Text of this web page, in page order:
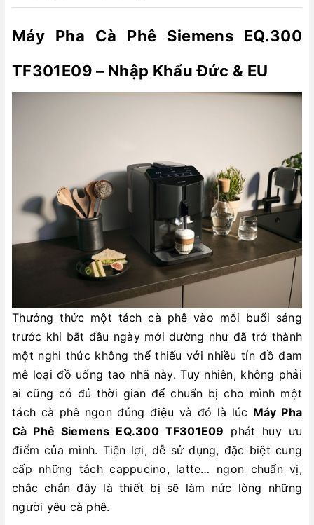
Máy Pha Cà Phê Siemens EQ.300
TF301E09 – Nhập Khẩu Đức & EU
Thưởng thức một tách cà phê vào mỗi buổi sáng
trước khi bắt đầu ngày mới dường như đã trở thành
một nghi thức không thể thiếu với nhiều tín đồ đam
mê loại đồ uống tao nhã này. Tuy nhiên, không phải
ai cũng có đủ thời gian để chuẩn bị cho mình một
tách cà phê ngon đúng điệu và đó là lúc Máy Pha
Cà Phê Siemens EQ.300 TF301E09 phát huy ưu
điểm của mình. Tiện lợi, dễ sử dụng, đặc biệt cung
cấp những tách cappucino, latte… ngon chuẩn vị,
chắc chắn đây là thiết bị sẽ làm nức lòng những
người yêu cà phê.